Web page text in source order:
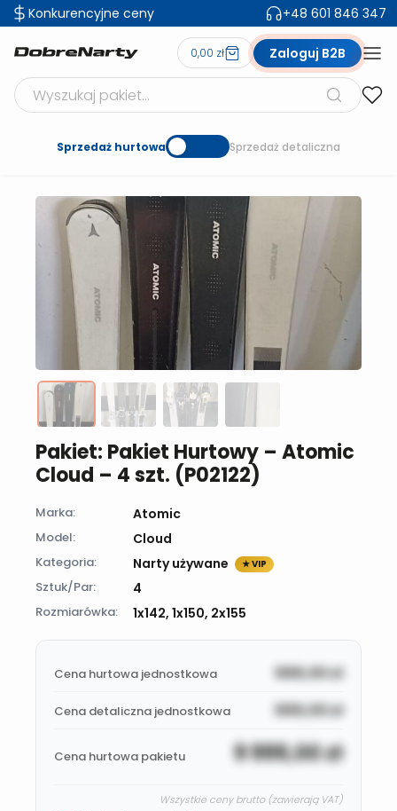
Konkurencyjne ceny +48 601 846 347
Szukaj produktów
0,00 zł Zaloguj B2B
Sprzedaż hurtowa Sprzedaż detaliczna
Pakiet: Pakiet Hurtowy – Atomic
Cloud – 4 szt. (P02122)
Marka: Atomic
Model: Cloud
Kategoria: Narty używane ★ VIP
Sztuk/Par: 4
Rozmiarówka: 1x142, 1x150, 2x155
Cena hurtowa jednostkowa 999,00zł
Cena detaliczna jednostkowa 999,00zł
Cena hurtowa pakietu 9 999,00zł
Wszystkie ceny brutto (zawierają VAT)